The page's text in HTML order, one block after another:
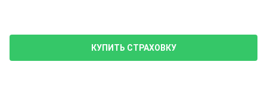
КУПИТЬ СТРАХОВКУ